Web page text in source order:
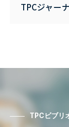
TPCジャー
TPCビブリ